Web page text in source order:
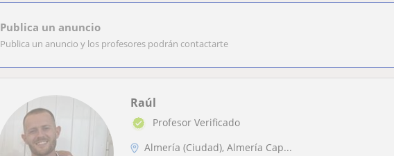
Publica un anuncio
Publica un anuncio y los profesores podrán contactarte
Raúl
Profesor Verificado
Almería (Ciudad), Almería Cap...